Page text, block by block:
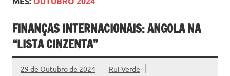
FINANÇAS INTERNACIONAIS: ANGOLA NA
“LISTA CINZENTA”
29 de Outubro de 2024 Rui Verde